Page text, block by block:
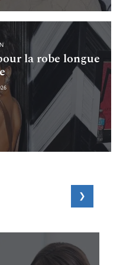
la robe longue